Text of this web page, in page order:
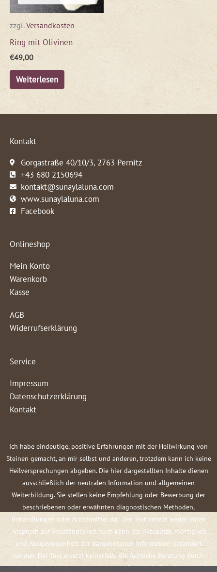
zzgl.Versandkosten
Ring mit Olivinen
€49,00
Weiterlesen
Kontakt
Gorgastraße 40/10/3, 2763 Pernitz
+43 680 2150694
kontakt@sunaylaluna.com
www.sunaylaluna.com
Facebook
Onlineshop
Mein Konto
Warenkorb
Kasse
AGB
Widerrufserklärung
Service
Impressum
Datenschutzerklärung
Kontakt
Ich habe eindeutige, positive Erfahrungen mit der Heilwirkung von
Steinen gemacht, an mir selbst und anderen, trotzdem kann ich keine
Heilversprechungen abgeben. Die hier dargestellten Inhalte dienen
ausschließlich der neutralen Information und allgemeinen
Weiterbildung. Sie stellen keine Empfehlung oder Bewerbung der
beschriebenen oder erwähnten diagnostischen Methoden,
Behandlungen oder Arzneimittel dar. Der Text erhebt weder einen
Anspruch auf Vollständigkeit noch kann die Aktualität, Richtigkeit
und Ausgewogenheit der dargebotenen Information garantiert
werden. Der Text ersetzt keinesfalls die fachliche Beratung durch
einen Arzt oder Apotheker und er darf nicht als Grundlage zur